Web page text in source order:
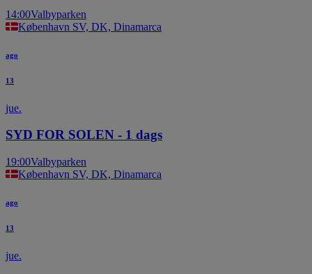
14:00Valbyparken
København SV, DK, Dinamarca
ago
13
jue.
SYD FOR SOLEN - 1 dags
19:00Valbyparken
København SV, DK, Dinamarca
ago
13
jue.